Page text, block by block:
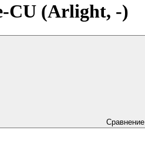
CU (Arlight, -)
Сравнение